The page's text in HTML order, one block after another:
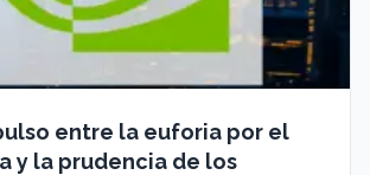
entre la euforia por el
y la prudencia de los